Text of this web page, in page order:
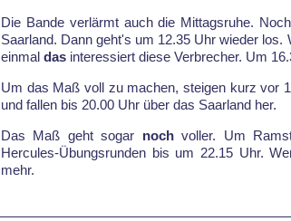
Die Bande verlärmt auch die Mittagsruhe.
Saarland. Dann geht's um 12.35 Uhr wieder
einmal das interessiert diese Verbrecher. Um
Um das Maß voll zu machen, steigen kurz vor
und fallen bis 20.00 Uhr über das Saarland her.
Das Maß geht sogar nochvoller. Um
Hercules-Übungsrunden bis um 22.15 Uhr.
mehr.